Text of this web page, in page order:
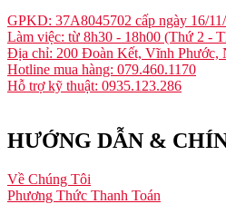
GPKD: 37A8045702 cấp ngày 16/
Làm việc: từ 8h30 - 18h00 (Thứ 2 -
Địa chỉ: 200 Đoàn Kết, Vĩnh Phước,
Hotline mua hàng: 079.460.1170
Hỗ trợ kỹ thuật: 0935.123.286
HƯỚNG DẪN &
Về Chúng Tôi
Phương Thức Thanh Toán